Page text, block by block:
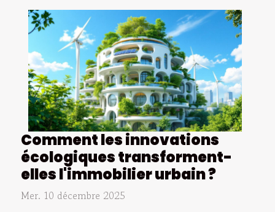
Comment les innovations
écologiques transforment-
elles l'immobilier urbain ?
Mer. 10 décembre 2025